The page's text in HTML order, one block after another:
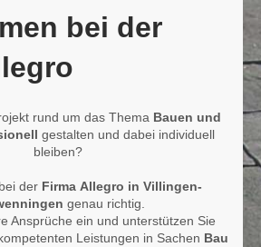
bei der
rund um das Thema Bauen und
gestalten und dabei individuell
bleiben?
der Firma Allegro in Villingen-
genau richtig.
Ansprüche ein und unterstützen Sie
Leistungen in Sachen Bau